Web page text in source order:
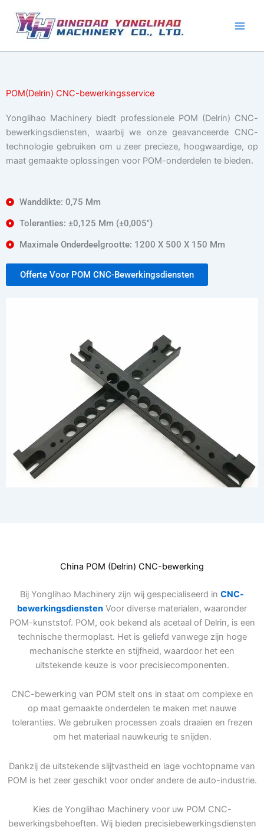
naar
inhoud
POM(Delrin) CNC-bewerkingsservice
Yonglihao Machinery biedt professionele POM (Delrin) CNC-
bewerkingsdiensten, waarbij we onze geavanceerde CNC-
technologie gebruiken om u zeer precieze, hoogwaardige, op
maat gemaakte oplossingen voor POM-onderdelen te bieden.
Wanddikte: 0,75 Mm
Toleranties: ±0,125 Mm (±0,005″)
Maximale Onderdeelgrootte: 1200 X 500 X 150 Mm
Offerte Voor POM CNC-Bewerkingsdiensten
China POM (Delrin) CNC-bewerking
Bij Yonglihao Machinery zijn wij gespecialiseerd in CNC-
bewerkingsdiensten Voor diverse materialen, waaronder
POM-kunststof. POM, ook bekend als acetaal of Delrin, is een
technische thermoplast. Het is geliefd vanwege zijn hoge
mechanische sterkte en stijfheid, waardoor het een
uitstekende keuze is voor precisiecomponenten.
CNC-bewerking van POM stelt ons in staat om complexe en
op maat gemaakte onderdelen te maken met nauwe
toleranties. We gebruiken processen zoals draaien en frezen
om het materiaal nauwkeurig te snijden.
Dankzij de uitstekende slijtvastheid en lage vochtopname van
POM is het zeer geschikt voor onder andere de auto-industrie.
Kies de Yonglihao Machinery voor uw POM CNC-
bewerkingsbehoeften. Wij bieden precisiebewerkingsdiensten